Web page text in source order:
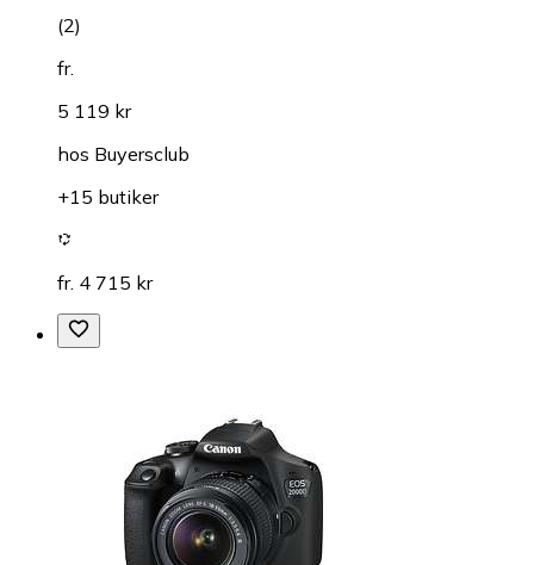
(2)
fr.
5 119 kr
hos Buyersclub
+15 butiker
fr. 4 715 kr